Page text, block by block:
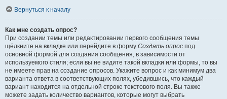
Вернуться к началу
Как мне создать опрос?
При создании темы или редактировании первого сообщения темы
щёлкните на вкладке или перейдите в форму Создать опрос под
основной формой для создания сообщения, в зависимости от
используемого стиля; если вы не видите такой вкладки или формы, то вы
не имеете прав на создание опросов. Укажите вопрос и как минимум два
варианта ответа в соответствующих полях, убедившись, что каждый
вариант находится на отдельной строке текстового поля. Вы также
можете задать количество вариантов, которые могут выбрать